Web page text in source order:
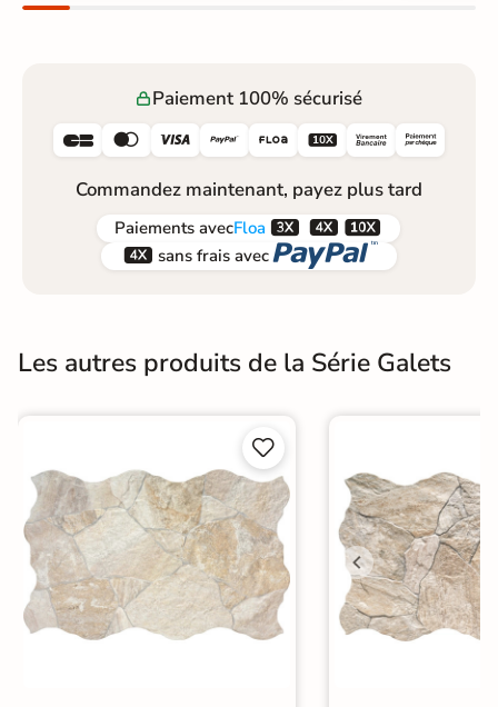
Paiement 100% sécurisé
     
Commandez maintenant, payez plus tard
Paiements avecFloa  
 sans frais avec 
Les autres produits de la Série Galets

